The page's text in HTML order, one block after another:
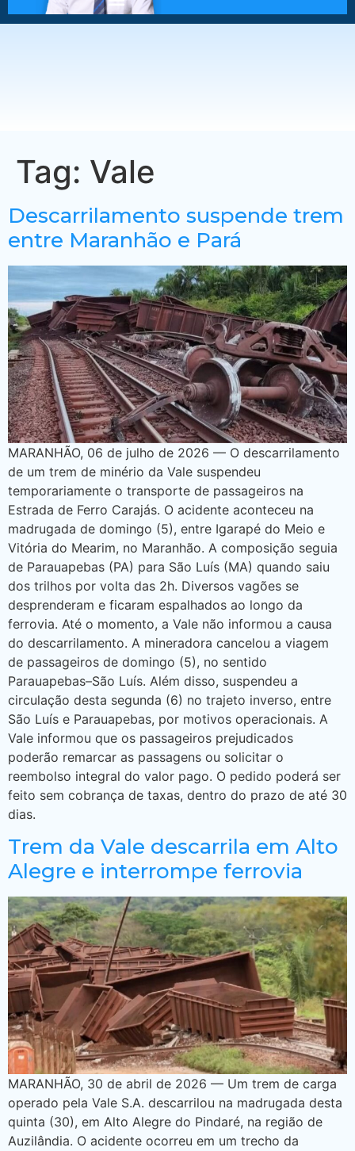
Tag: Vale
Descarrilamento suspende trem
entre Maranhão e Pará
MARANHÃO, 06 de julho de 2026 — O descarrilamento
de um trem de minério da Vale suspendeu
temporariamente o transporte de passageiros na
Estrada de Ferro Carajás. O acidente aconteceu na
madrugada de domingo (5), entre Igarapé do Meio e
Vitória do Mearim, no Maranhão. A composição seguia
de Parauapebas (PA) para São Luís (MA) quando saiu
dos trilhos por volta das 2h. Diversos vagões se
desprenderam e ficaram espalhados ao longo da
ferrovia. Até o momento, a Vale não informou a causa
do descarrilamento. A mineradora cancelou a viagem
de passageiros de domingo (5), no sentido
Parauapebas–São Luís. Além disso, suspendeu a
circulação desta segunda (6) no trajeto inverso, entre
São Luís e Parauapebas, por motivos operacionais. A
Vale informou que os passageiros prejudicados
poderão remarcar as passagens ou solicitar o
reembolso integral do valor pago. O pedido poderá ser
feito sem cobrança de taxas, dentro do prazo de até 30
dias.
Trem da Vale descarrila em Alto
Alegre e interrompe ferrovia
MARANHÃO, 30 de abril de 2026 — Um trem de carga
operado pela Vale S.A. descarrilou na madrugada desta
quinta (30), em Alto Alegre do Pindaré, na região de
Auzilândia. O acidente ocorreu em um trecho da